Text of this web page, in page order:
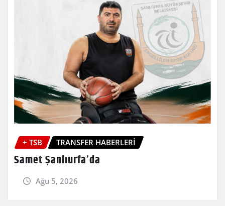
+ TSB TRANSFER HABERLERİ
Samet Şanlıurfa’da
Ağu 5, 2026